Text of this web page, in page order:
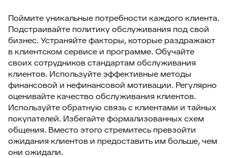
Поймите уникальные потребности каждого клиента.
Подстраивайте политику обслуживания под свой
бизнес. Устраняйте факторы, которые раздражают
в клиентском сервисе и программе. Обучайте
своих сотрудников стандартам обслуживания
клиентов. Используйте эффективные методы
финансовой и нефинансовой мотивации. Регулярно
оценивайте качество обслуживания клиентов.
Используйте обратную связь с клиентами и тайных
покупателей. Избегайте формализованных схем
общения. Вместо этого стремитесь превзойти
ожидания клиентов и предоставить им больше, чем
они ожидали.